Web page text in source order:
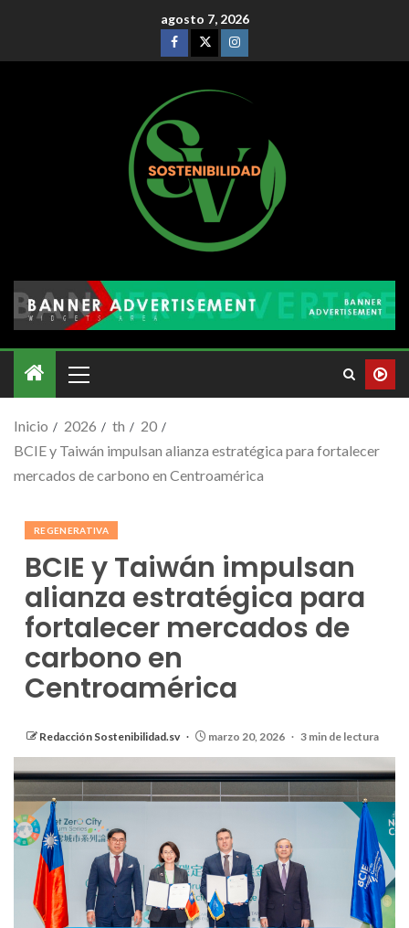
agosto 7, 2026
Inicio 2026 th
20
BCIE y Taiwán impulsan alianza estratégica para fortalecer
mercados de carbono en Centroamérica
REGENERATIVA
BCIE y Taiwán impulsan
alianza estratégica para
fortalecer mercados de
carbono en
Centroamérica
Redacción Sostenibilidad.sv marzo 20, 2026 3 min de lectura